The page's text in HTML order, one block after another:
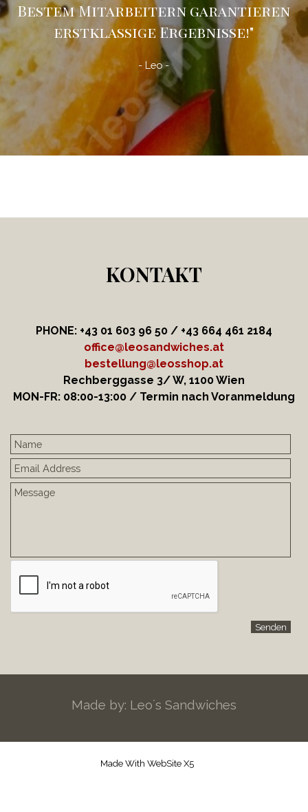
Bestem Mitarbeitern garantieren
erstklassige Ergebnisse!"
- Leo -
KONTAKT
PHONE: +43 01 603 96 50 / +43 664 461 2184
office@leosandwiches.at
bestellung@leosshop.at
Rechberggasse 3/ W, 1100 Wien
MON-FR: 08:00-13:00 / Termin nach Voranmeldung
Made by: Leo´s Sandwiches
Made With WebSite X5